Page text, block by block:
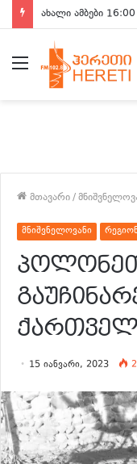
ახალი ამბები
მენიუ
მთავარი/
მნიშვნელოვანი
15 იანვარი, 2023